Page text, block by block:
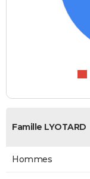
Famille LYOTARD
Hommes